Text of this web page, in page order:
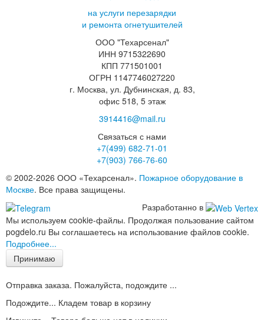
на услуги перезарядки
и ремонта огнетушителей
ООО "Техарсенал"
ИНН 9715322690
КПП 771501001
ОГРН 1147746027220
г. Москва, ул. Дубнинская, д. 83,
офис 518, 5 этаж
3914416@mail.ru
Связаться с нами
+7(499) 682-71-01
+7(903) 766-76-60
© 2002-2026 ООО «Техарсенал». Пожарное оборудование в
Москве. Все права защищены.
Разработанно в
Мы используем cookie-файлы. Продолжая пользование сайтом
pogdelo.ru Вы соглашаетесь на использование файлов cookie.
Подробнее...
Принимаю
Отправка заказа. Пожалуйста, подождите ...
Подождите... Кладем товар в корзину